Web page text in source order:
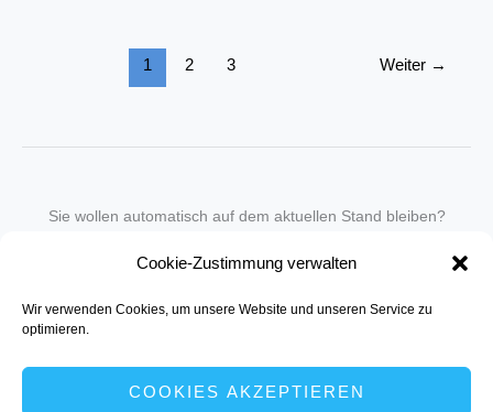
Cookie-Zustimmung verwalten
Wir verwenden Cookies, um unsere Website und unseren Service zu
optimieren.
COOKIES AKZEPTIEREN
1 2 3 Weiter →
Sie wollen automatisch auf dem aktuellen Stand bleiben?
in unseren Newsletter-Service auf.
Senden Sie für ein Angebot einfach eine